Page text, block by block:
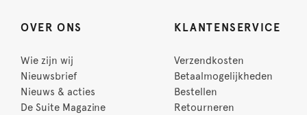
OVER ONS
Wie zijn wij
Nieuwsbrief
Nieuws & acties
De Suite Magazine
KLANTENSERVICE
Verzendkosten
Betaalmogelijkheden
Bestellen
Retourneren